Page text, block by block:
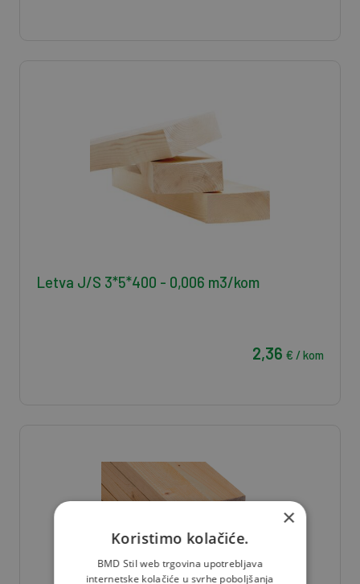
Letva J/S 3*5*400 - 0,006 m3/kom
2,36 € / kom
×
Koristimo kolačiće.
BMD Stil web trgovina upotrebljava
internetske kolačiće u svrhe poboljšanja